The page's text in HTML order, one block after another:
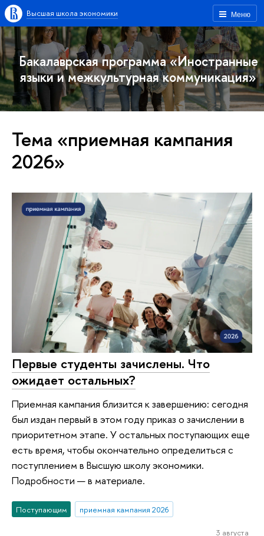
Меню
Высшая школа экономики
Бакалаврская программа «Иностранные
языки и межкультурная коммуникация»
Тема «приемная кампания
2026»
Первые студенты зачислены. Что
ожидает остальных?
Приемная кампания близится к завершению: сегодня
был издан первый в этом году приказ о зачислении в
приоритетном этапе. У остальных поступающих еще
есть время, чтобы окончательно определиться с
поступлением в Высшую школу экономики.
Подробности — в материале.
Поступающим приемная кампания 2026
3 августа